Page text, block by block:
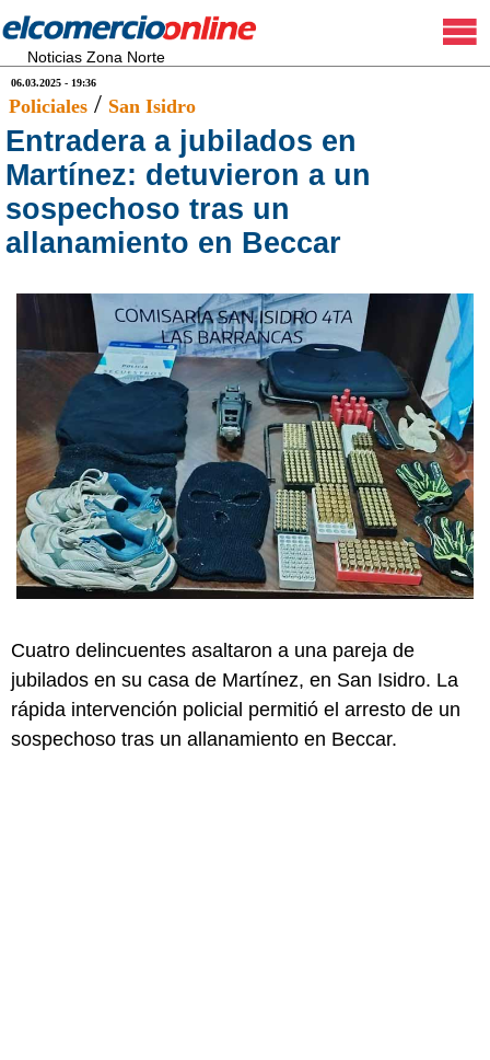
Noticias Zona Norte
06.03.2025 - 19:36
Policiales / San Isidro
Entradera a jubilados en
Martínez: detuvieron a un
sospechoso tras un
allanamiento en Beccar
Cuatro delincuentes asaltaron a una pareja de
jubilados en su casa de Martínez, en San Isidro. La
rápida intervención policial permitió el arresto de un
sospechoso tras un allanamiento en Beccar.